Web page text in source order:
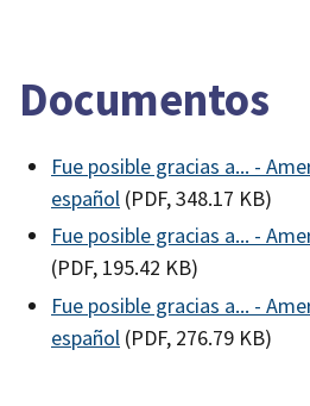
Documentos
Fue posible gracias a... -
español (PDF, 348.17 KB)
Fue posible gracias a... -
(PDF, 195.42 KB)
Fue posible gracias a... -
español (PDF, 276.79 KB)